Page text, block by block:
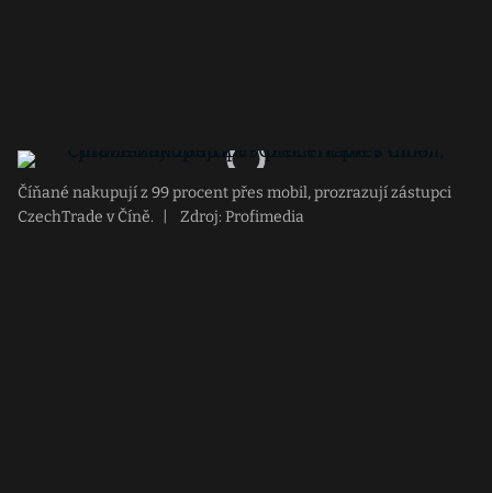
Číňané nakupují z 99 procent přes mobil, prozrazují zástupci
CzechTrade v Číně.
Zdroj: Profimedia